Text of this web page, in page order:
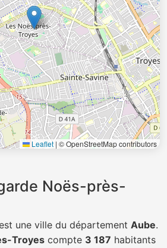
Leaflet | © OpenStreetMap contributors
Noës-près-
une ville du département Aube.
Troyes compte 3 187 habitants